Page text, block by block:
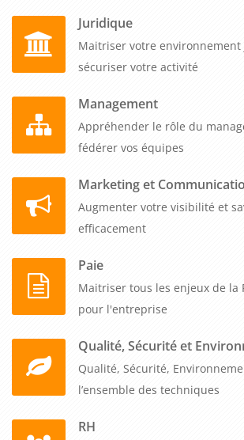
Juridique
Maitriser votre
sécuriser votre activité
Management
Appréhender le rôle du
fédérer vos équipes
Marketing et
Augmenter votre visibilité et
efficacement
Paie
Maitriser tous les enjeux de la
pour l'entreprise
Qualité, Sécurité et
Qualité, Sécurité,
l’ensemble des techniques
RH